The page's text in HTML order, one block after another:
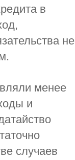
в
не
менее
и
случаев